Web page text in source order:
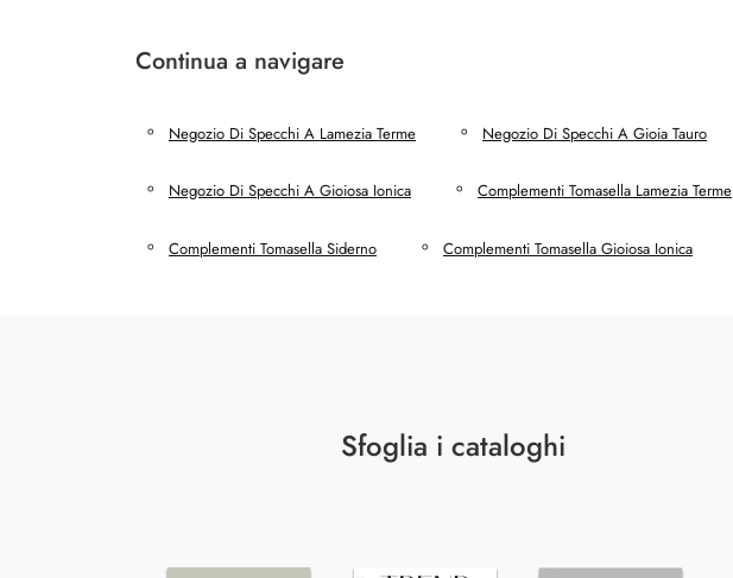
Continua a navigare
Negozio Di Specchi A Lamezia Terme Negozio Di Specchi A Gioia Tauro
Negozio Di Specchi A Gioiosa Ionica Complementi Tomasella Lamezia Terme
Complementi Tomasella Siderno Complementi Tomasella Gioiosa Ionica
Sfoglia i cataloghi